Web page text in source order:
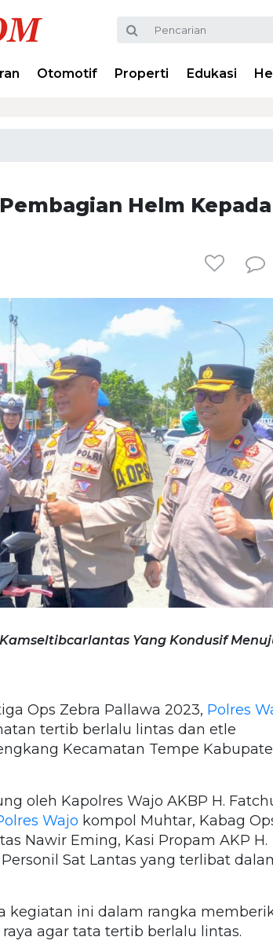
Otomotif Properti Edukasi
Helm Kepada
Yang Kondusif
Ops Zebra Pallawa 2023, Polres
tertib berlalu lintas dan etle
Kecamatan Tempe
oleh Kapolres Wajo AKBP H.
Wajo kompol Muhtar, Kabag
Nawir Eming, Kasi Propam AKP H.
Sat Lantas yang terlibat
kegiatan ini dalam rangka
agar tata tertib berlalu lintas.